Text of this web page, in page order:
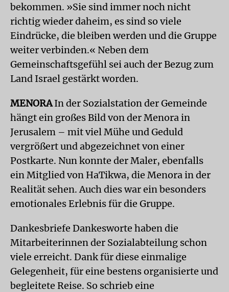
bekommen. »Sie sind immer noch nicht
richtig wieder daheim, es sind so viele
Eindrücke, die bleiben werden und die Gruppe
weiter verbinden.« Neben dem
Gemeinschaftsgefühl sei auch der Bezug zum
Land Israel gestärkt worden.
MENORAIn der Sozialstation der Gemeinde
hängt ein großes Bild von der Menora in
Jerusalem – mit viel Mühe und Geduld
vergrößert und abgezeichnet von einer
Postkarte. Nun konnte der Maler, ebenfalls
ein Mitglied von HaTikwa, die Menora in der
Realität sehen. Auch dies war ein besonders
emotionales Erlebnis für die Gruppe.
Dankesbriefe Dankesworte haben die
Mitarbeiterinnen der Sozialabteilung schon
viele erreicht. Dank für diese einmalige
Gelegenheit, für eine bestens organisierte und
begleitete Reise. So schrieb eine